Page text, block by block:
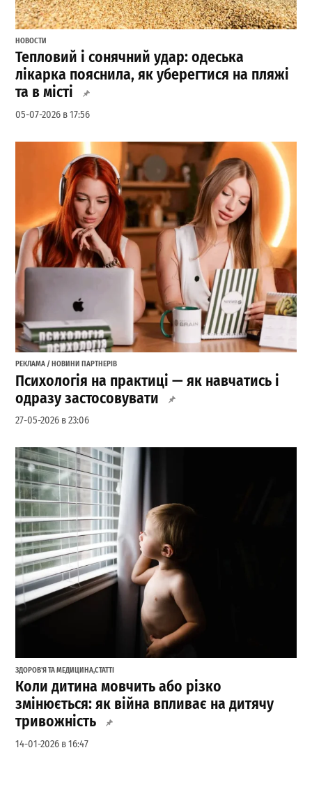
НОВОСТИ
Тепловий і сонячний удар: одеська
лікарка пояснила, як уберегтися на пляжі
та в місті
05-07-2026 в 17:56
РЕКЛАМА / НОВИНИ ПАРТНЕРІВ
Психологія на практиці — як навчатись і
одразу застосовувати
27-05-2026 в 23:06
ЗДОРОВ'Я ТА МЕДИЦИНА,СТАТТІ
Коли дитина мовчить або різко
змінюється: як війна впливає на дитячу
тривожність
14-01-2026 в 16:47